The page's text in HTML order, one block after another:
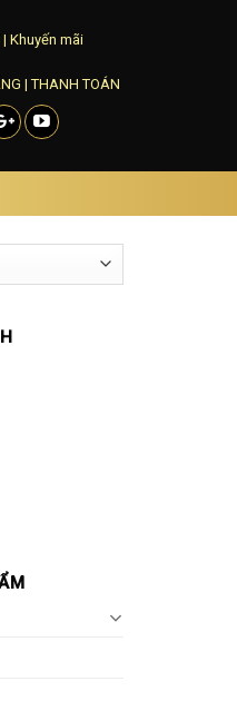
| Khuyến mãi
|THANH TOÁN